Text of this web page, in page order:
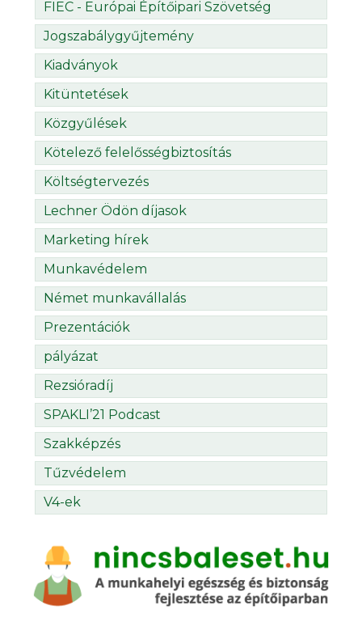
FIEC - Európai Építőipari Szövetség
Jogszabálygyűjtemény
Kiadványok
Kitüntetések
Közgyűlések
Kötelező felelősségbiztosítás
Költségtervezés
Lechner Ödön díjasok
Marketing hírek
Munkavédelem
Német munkavállalás
Prezentációk
pályázat
Rezsióradíj
SPAKLI’21 Podcast
Szakképzés
Tűzvédelem
V4-ek